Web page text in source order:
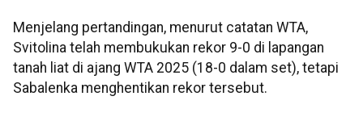
Menjelang pertandingan, menurut catatan WTA,
Svitolina telah membukukan rekor 9-0 di lapangan
tanah liat di ajang WTA 2025 (18-0 dalam set), tetapi
Sabalenka menghentikan rekor tersebut.